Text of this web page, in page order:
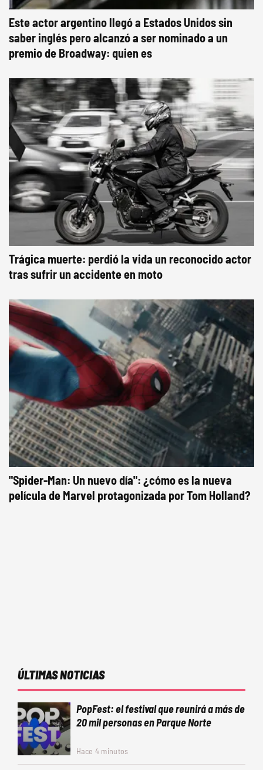
Este actor argentino llegó a Estados Unidos sin
saber inglés pero alcanzó a ser nominado a un
premio de Broadway: quien es
Trágica muerte: perdió la vida un reconocido actor
tras sufrir un accidente en moto
"Spider-Man: Un nuevo día": ¿cómo es la nueva
película de Marvel protagonizada por Tom Holland?
ÚLTIMAS NOTICIAS
PopFest: el festival que reunirá a más de
20 mil personas en Parque Norte
Hace 4 minutos